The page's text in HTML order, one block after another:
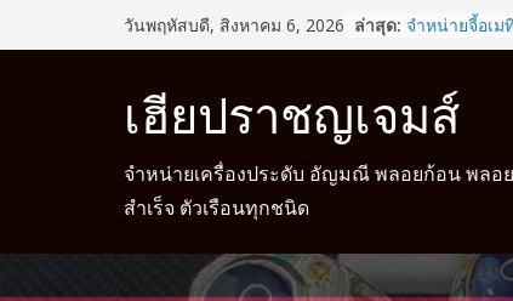
to
วันพฤหัสบดี, สิงหาคม 6, 2026 ล่าสุด: จำหน่ายจี้อเม
รู้หรือไม่? สว
จำหน่ายแหว
จำหน่ายแหวน
เฮียปราชญเจมส์
จำหน่ายเครื่องประดับ อัญมณี พลอยก้อน พลอย
สำเร็จ ตัวเรือนทุกชนิด